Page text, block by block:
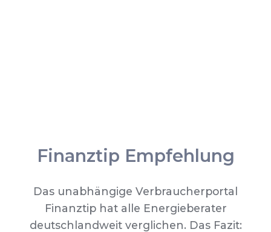
Finanztip Empfehlung
Das unabhängige Verbraucherportal
Finanztip hat alle Energieberater
deutschlandweit verglichen. Das Fazit: